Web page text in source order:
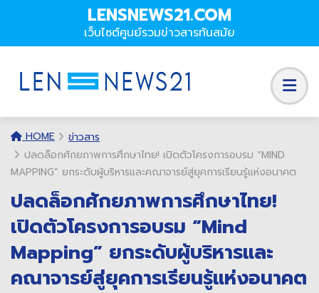
LENSNEWS21.COM
เว็บไซต์ศูนย์รวมข่าวสารทันสมัย
HOME
ข่าวสาร
ปลดล็อกศักยภาพการศึกษาไทย! เปิดตัวโครงการอบรม “MIND
MAPPING” ยกระดับผู้บริหารและคณาจารย์สู่ยุคการเรียนรู้แห่งอนาคต
ปลดล็อกศักยภาพการศึกษาไทย!
เปิดตัวโครงการอบรม “Mind
Mapping” ยกระดับผู้บริหารและ
คณาจารย์สู่ยุคการเรียนรู้แห่งอนาคต